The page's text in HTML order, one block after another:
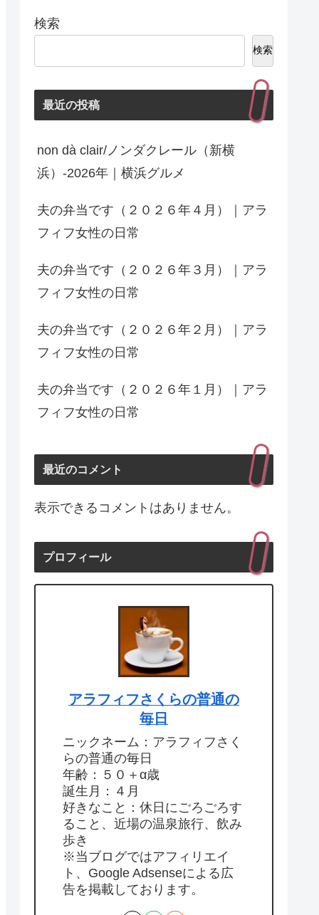
検索
検索
最近の投稿
non dà clair/ノンダクレール（新横
浜）-2026年｜横浜グルメ
夫の弁当です（２０２６年４月）｜アラ
フィフ女性の日常
夫の弁当です（２０２６年３月）｜アラ
フィフ女性の日常
夫の弁当です（２０２６年２月）｜アラ
フィフ女性の日常
夫の弁当です（２０２６年１月）｜アラ
フィフ女性の日常
最近のコメント
表示できるコメントはありません。
プロフィール
アラフィフさくらの普通の
毎日
ニックネーム：アラフィフさく
らの普通の毎日
年齢：５０＋α歳
誕生月：４月
好きなこと：休日にごろごろす
ること、近場の温泉旅行、飲み
歩き
※当ブログではアフィリエイ
ト、Google Adsenseによる広
告を掲載しております。